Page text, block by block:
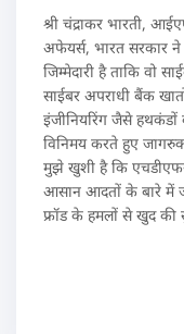
श्री चंद्राकर भारती,
अफेयर्स, भारत सरकार ने
जिम्मेदारी है ताकि वो
साईबर अपराधी बैंक
इंजीनियरिंग जैसे
विनिमय करते हुए
मुझे खुशी है कि
आसान आदतों के बारे में
फ्रॉड के हमलों से खुद की